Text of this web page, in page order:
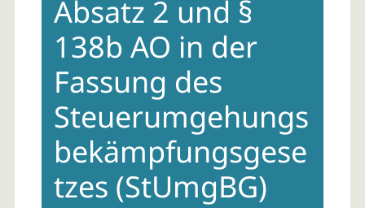
Absatz 2 und §
138b AO in der
Fassung des
Steuerumgehungs
bekämpfungsgese
tzes (StUmgBG)